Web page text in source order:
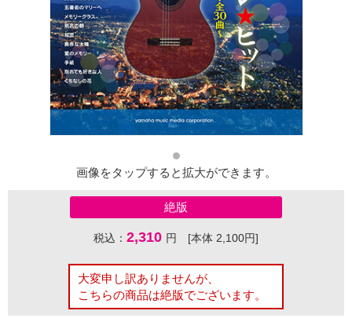
画像をタップすると拡大ができます。
絶版
税込： 2,310 円 [本体 2,100円]
大変申し訳ありませんが、
こちらの商品は絶版でございます。